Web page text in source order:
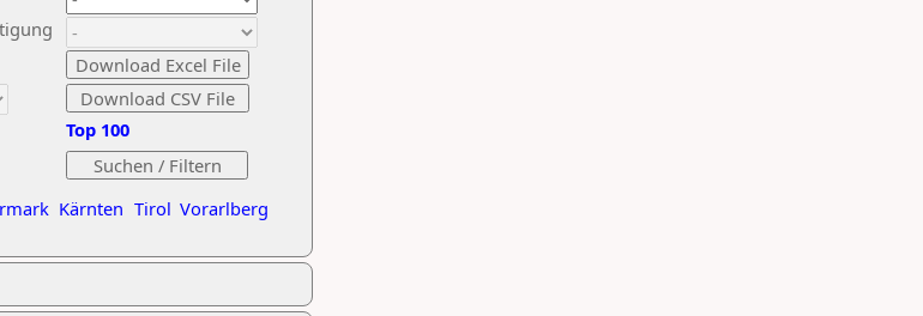
Kärnten Tirol Vorarlberg
Top 100